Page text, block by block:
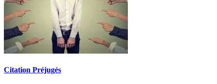
Citation Préjugés